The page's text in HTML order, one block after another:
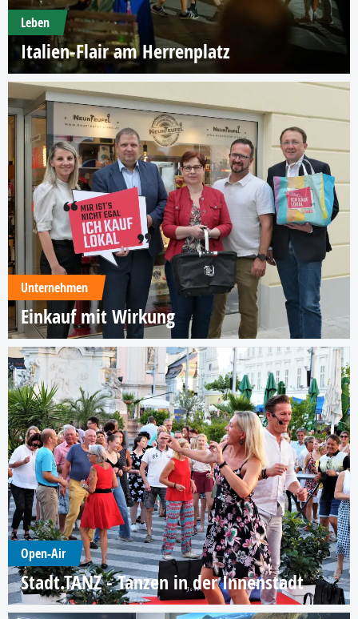
Leben
Italien-Flair am Herrenplatz
Unternehmen
Einkauf mit Wirkung
Open-Air
Stadt.TANZ - Tanzen in der Innenstadt